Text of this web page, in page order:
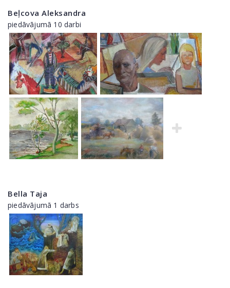
Beļcova Aleksandra
piedāvājumā 10 darbi
Bella Taja
piedāvājumā 1 darbs